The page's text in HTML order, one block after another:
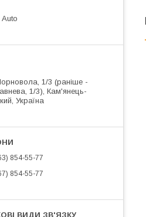
1/3 (раніше -
1/3), Кам'янець-
Україна
854-55-77
854-55-77